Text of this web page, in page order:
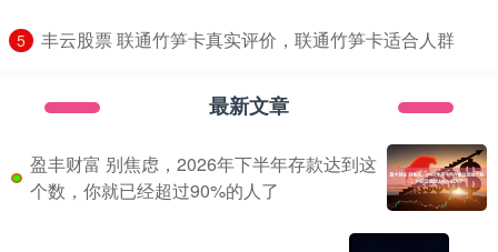
5 ​丰云股票 联通竹笋卡真实评价，联通竹笋卡适合人群
最新文章
盈丰财富 别焦虑，2026年下半年存款达到这
个数，你就已经超过90%的人了